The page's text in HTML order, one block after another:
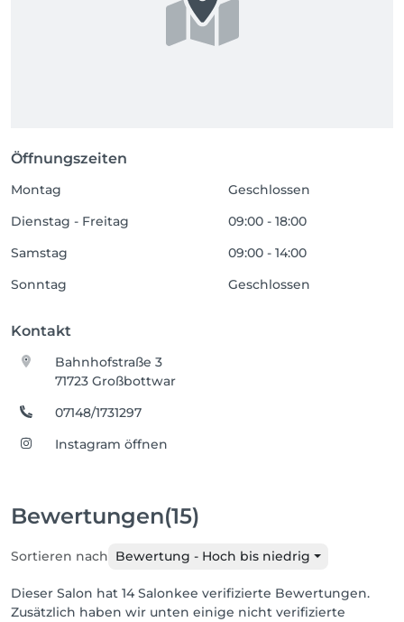
Öffnungszeiten
Montag
Geschlossen
Dienstag - Freitag
09:00 - 18:00
Samstag
09:00 - 14:00
Sonntag
Geschlossen
Kontakt
Bahnhofstraße 3
71723 Großbottwar
07148/1731297
Instagram öffnen
Bewertungen(15)
Sortieren nach Bewertung - Hoch bis niedrig
Dieser Salon hat 14 Salonkee verifizierte Bewertungen.
Zusätzlich haben wir unten einige nicht verifizierte